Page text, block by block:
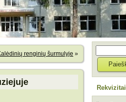
renginių šurmulyje »
Rekvizitai